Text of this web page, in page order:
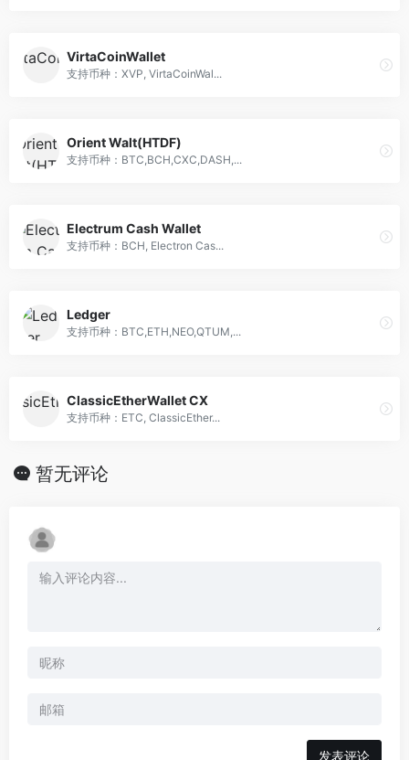
VirtaCoinWallet
支持币种：XVP, VirtaCoinWal...
Orient Walt(HTDF)
支持币种：BTC,BCH,CXC,DASH,...
Electrum Cash Wallet
支持币种：BCH, Electron Cas...
Ledger
支持币种：BTC,ETH,NEO,QTUM,...
ClassicEtherWallet CX
支持币种：ETC, ClassicEther...
暂无评论
发表评论